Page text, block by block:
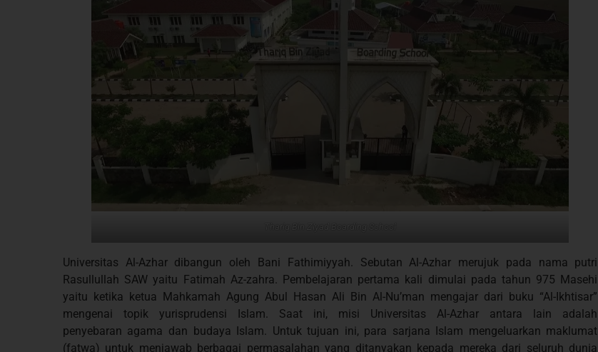
Thariq Bin ZIyad Boarding School
Universitas Al-Azhar dibangun oleh Bani Fathimiyyah. Sebutan Al-Azhar merujuk pada nama putri
Rasullullah SAW yaitu Fatimah Az-zahra. Pembelajaran pertama kali dimulai pada tahun 975 Masehi
yaitu ketika ketua Mahkamah Agung Abul Hasan Ali Bin Al-Nu’man mengajar dari buku “Al-Ikhtisar”
mengenai topik yurisprudensi Islam. Saat ini, misi Universitas Al-Azhar antara lain adalah
penyebaran agama dan budaya Islam. Untuk tujuan ini, para sarjana Islam mengeluarkan maklumat
(fatwa) untuk menjawab berbagai permasalahan yang ditanyakan kepada mereka dari seluruh dunia